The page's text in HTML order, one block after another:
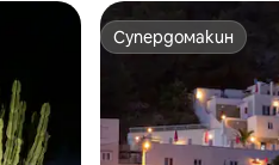
Супердомакин
Супердомакин